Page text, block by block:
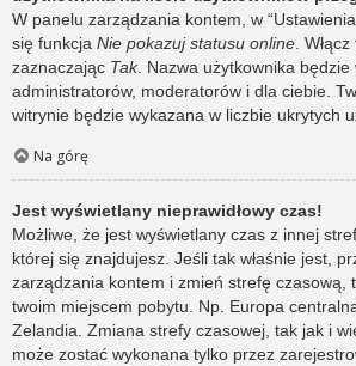
W panelu zarządzania kontem, w
się funkcja Nie pokazuj statusu online .
zaznaczając Tak. Nazwa użytkownika będzie
administratorów, moderatorów i dla ciebie.
witrynie będzie wykazana w liczbie ukrytych
Na górę
Jest wyświetlany nieprawidłowy czas!
Możliwe, że jest wyświetlany czas z innej
której się znajdujesz. Jeśli tak właśnie jest,
zarządzania kontem i zmień strefę czasową,
twoim miejscem pobytu. Np. Europa
Zelandia. Zmiana strefy czasowej, tak jak i
może zostać wykonana tylko przez